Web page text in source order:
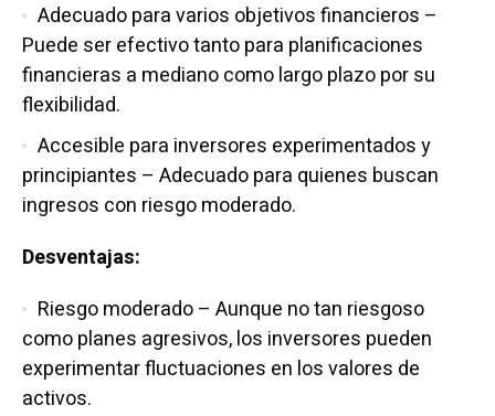
Adecuado para varios objetivos financieros –
Puede ser efectivo tanto para planificaciones
financieras a mediano como largo plazo por su
flexibilidad.
Accesible para inversores experimentados y
principiantes – Adecuado para quienes buscan
ingresos con riesgo moderado.
Desventajas:
Riesgo moderado – Aunque no tan riesgoso
como planes agresivos, los inversores pueden
experimentar fluctuaciones en los valores de
activos.